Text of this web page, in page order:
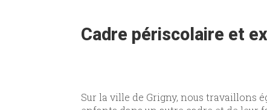
Cadre périscolaire et
Sur la ville de Grigny, nous travaillons